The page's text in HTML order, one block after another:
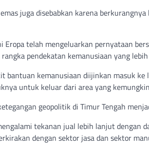
juga disebabkan karena
Eropa telah mengeluarkan pernyataan
pendekatan kemanusiaan yang
bantuan kemanusiaan diijinkan masuk
untuk keluar dari area yang
geopolitik di Timur Tengah
tekanan jual lebih lanjut
dengan sektor jasa dan sektor